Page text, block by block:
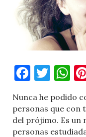
Nunca he podido
personas que con
del prójimo. Es un
personas